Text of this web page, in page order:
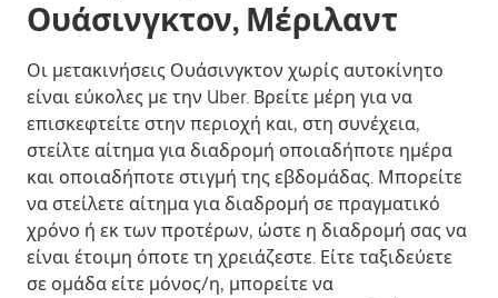
Ουάσινγκτον, Μέριλαντ
Οι μετακινήσεις Ουάσινγκτον χωρίς αυτοκίνητο
είναι εύκολες με την Uber. Βρείτε μέρη για να
επισκεφτείτε στην περιοχή και, στη συνέχεια,
στείλτε αίτημα για διαδρομή οποιαδήποτε ημέρα
και οποιαδήποτε στιγμή της εβδομάδας. Μπορείτε
να στείλετε αίτημα για διαδρομή σε πραγματικό
χρόνο ή εκ των προτέρων, ώστε η διαδρομή σας να
είναι έτοιμη όποτε τη χρειάζεστε. Είτε ταξιδεύετε
σε ομάδα είτε μόνος/η, μπορείτε να